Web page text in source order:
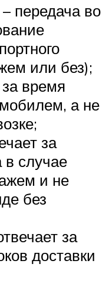
передача во
или без);
время
а не
за
в случае
и не
без
за
доставки